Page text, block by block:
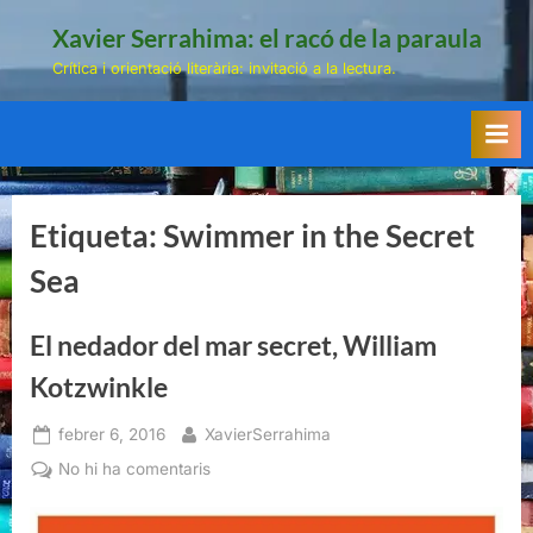
Xavier Serrahima: el racó de la paraula
Crítica i orientació literària: invitació a la lectura.
Etiqueta:Swimmer in the Secret
Sea
El nedador del mar secret, William
Kotzwinkle
Posted
on
febrer 6, 2016 By
XavierSerrahima
No hi ha comentarisa
nedador